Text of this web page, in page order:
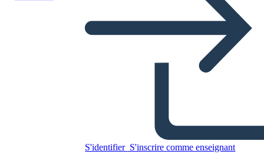
S'identifier S'inscrire comme enseignant
Bambini